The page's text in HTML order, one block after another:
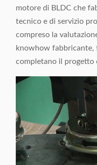
motore di BLDC che
tecnico e di servizio
compreso la
knowhow fabbricante,
completano il progetto